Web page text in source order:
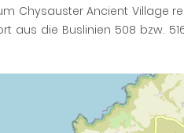
Chysauster Ancient Village
aus die Buslinien 508 bzw.